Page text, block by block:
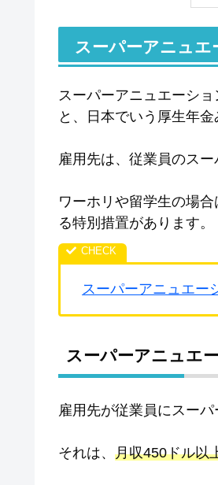
スーパーアニュエ
スーパーアニュエーシ
と、日本でいう厚生年金
雇用先は、従業員のス
ワーホリや留学生の場
る特別措置があります。
スーパーアニュエー
スーパーアニュエ
雇用先が従業員にスー
それは、 月収450ドル以